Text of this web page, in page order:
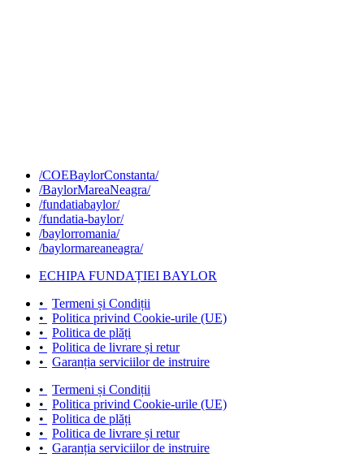
/COEBaylorConstanta/
/BaylorMareaNeagra/
/fundatiabaylor/
/fundatia-baylor/
/baylorromania/
/baylormareaneagra/
ECHIPA FUNDAȚIEI BAYLOR
•
Termeni și Condiții
•
Politica privind Cookie-urile (UE)
•
Politica de plăți
•
Politica de livrare și retur
•
Garanția serviciilor de instruire
•
Termeni și Condiții
•
Politica privind Cookie-urile (UE)
•
Politica de plăți
•
Politica de livrare și retur
•
Garanția serviciilor de instruire